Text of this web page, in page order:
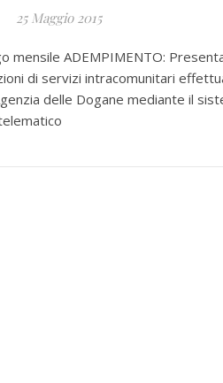
25 Maggio 2015
mensile ADEMPIMENTO:
di servizi intracomunitari
delle Dogane mediante il